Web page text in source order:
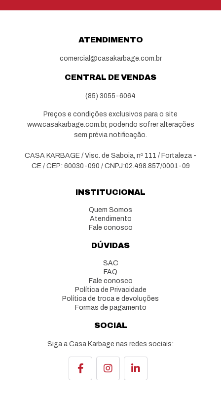
ATENDIMENTO
comercial@casakarbage.com.br
CENTRAL DE VENDAS
(85) 3055-6064
Preços e condições exclusivos para o site
www.casakarbage.com.br, podendo sofrer alterações
sem prévia notificação.
CASA KARBAGE / Visc. de Saboia, nº 111 / Fortaleza -
CE / CEP: 60030-090 / CNPJ:02.498.857/0001-09
INSTITUCIONAL
Quem Somos
Atendimento
Fale conosco
DÚVIDAS
SAC
FAQ
Fale conosco
Política de Privacidade
Política de troca e devoluções
Formas de pagamento
SOCIAL
Siga a Casa Karbage nas redes sociais: